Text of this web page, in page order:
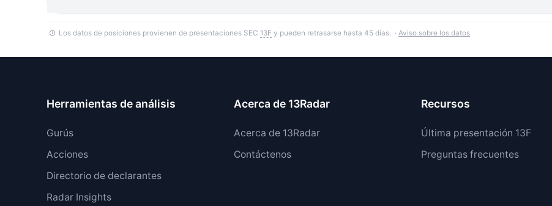
Los datos de posiciones provienen de presentaciones SEC 13F y pueden retrasarse hasta 45 días. · Aviso sobre los datos
Herramientas de análisis
Gurús
Acciones
Directorio de declarantes
Radar Insights
Acerca de 13Radar
Acerca de 13Radar
Contáctenos
Recursos
Última presentación 13F
Preguntas frecuentes